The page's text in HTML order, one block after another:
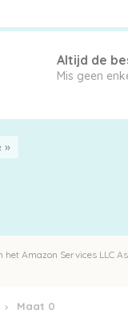
Altijd de
»
het Amazon Services LLC
Maat 0